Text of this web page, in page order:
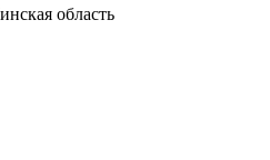
область